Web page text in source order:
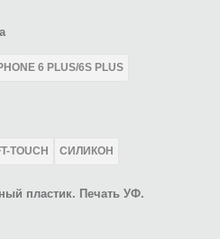
6 PLUS/6S PLUS
TOUCH СИЛИКОН
пластик. Печать УФ.